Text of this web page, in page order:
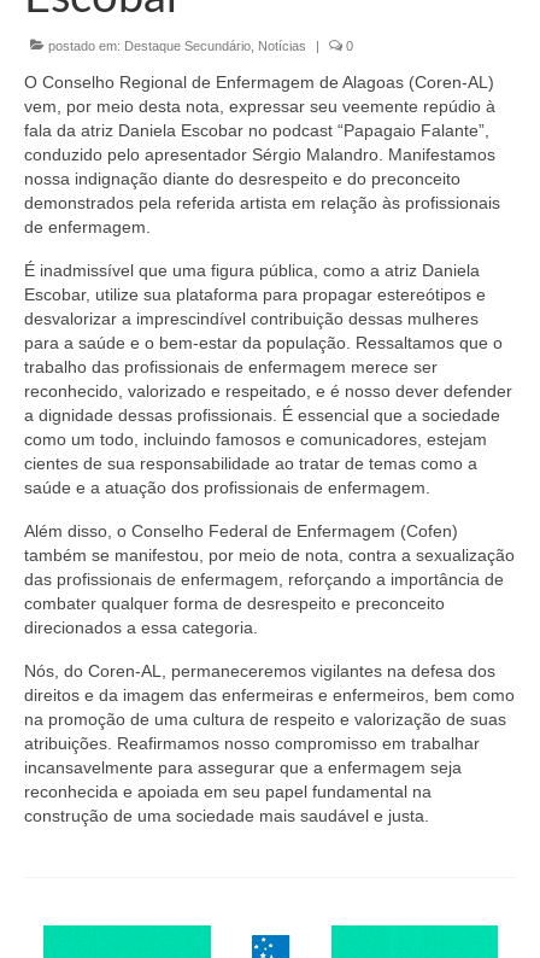
Conselheiros e Diretoria
Câmaras Técnicas
Carta de Serviços ao Cidadão
Governança
Eleições
Eleições Triênio 2027-2029
Eleições 2023
Eleições Anteriores
Agenda do presidente
Editais e licitação
Eleições
Responsabilidade Técnica
Legislações
Decisões
Desagravo Público
postado em: Destaque Secundário Notícias | 0
O Conselho Regional de Enfermagem de Alagoas (Coren-AL)
vem, por meio desta nota, expressar seu veemente repúdio à
fala da atriz Daniela Escobar no podcast “Papagaio Falante”,
conduzido pelo apresentador Sérgio Malandro. Manifestamos
nossa indignação diante do desrespeito e do preconceito
demonstrados pela referida artista em relação às profissionais
de enfermagem.
É inadmissível que uma figura pública, como a atriz Daniela
Escobar, utilize sua plataforma para propagar estereótipos e
desvalorizar a imprescindível contribuição dessas mulheres
para a saúde e o bem-estar da população. Ressaltamos que o
trabalho das profissionais de enfermagem merece ser
reconhecido, valorizado e respeitado, e é nosso dever defender
a dignidade dessas profissionais. É essencial que a sociedade
como um todo, incluindo famosos e comunicadores, estejam
cientes de sua responsabilidade ao tratar de temas como a
saúde e a atuação dos profissionais de enfermagem.
Além disso, o Conselho Federal de Enfermagem (Cofen)
também se manifestou, por meio de nota, contra a sexualização
das profissionais de enfermagem, reforçando a importância de
combater qualquer forma de desrespeito e preconceito
direcionados a essa categoria.
Nós, do Coren-AL, permaneceremos vigilantes na defesa dos
direitos e da imagem das enfermeiras e enfermeiros, bem como
na promoção de uma cultura de respeito e valorização de suas
atribuições. Reafirmamos nosso compromisso em trabalhar
incansavelmente para assegurar que a enfermagem seja
reconhecida e apoiada em seu papel fundamental na
construção de uma sociedade mais saudável e justa.